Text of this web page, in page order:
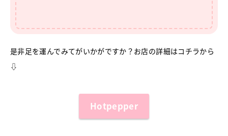
是非足を運んでみてがいかがですか？お店の詳細はコチラから
⇩
Hotpepper